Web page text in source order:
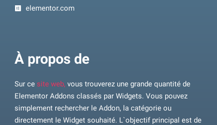
À propos de
Sur ce site web, vous trouverez une grande quantité de
Elementor Addons classés par Widgets. Vous pouvez
simplement rechercher le Addon, la catégorie ou
directement le Widget souhaité. L`objectif principal est de
elementor.com